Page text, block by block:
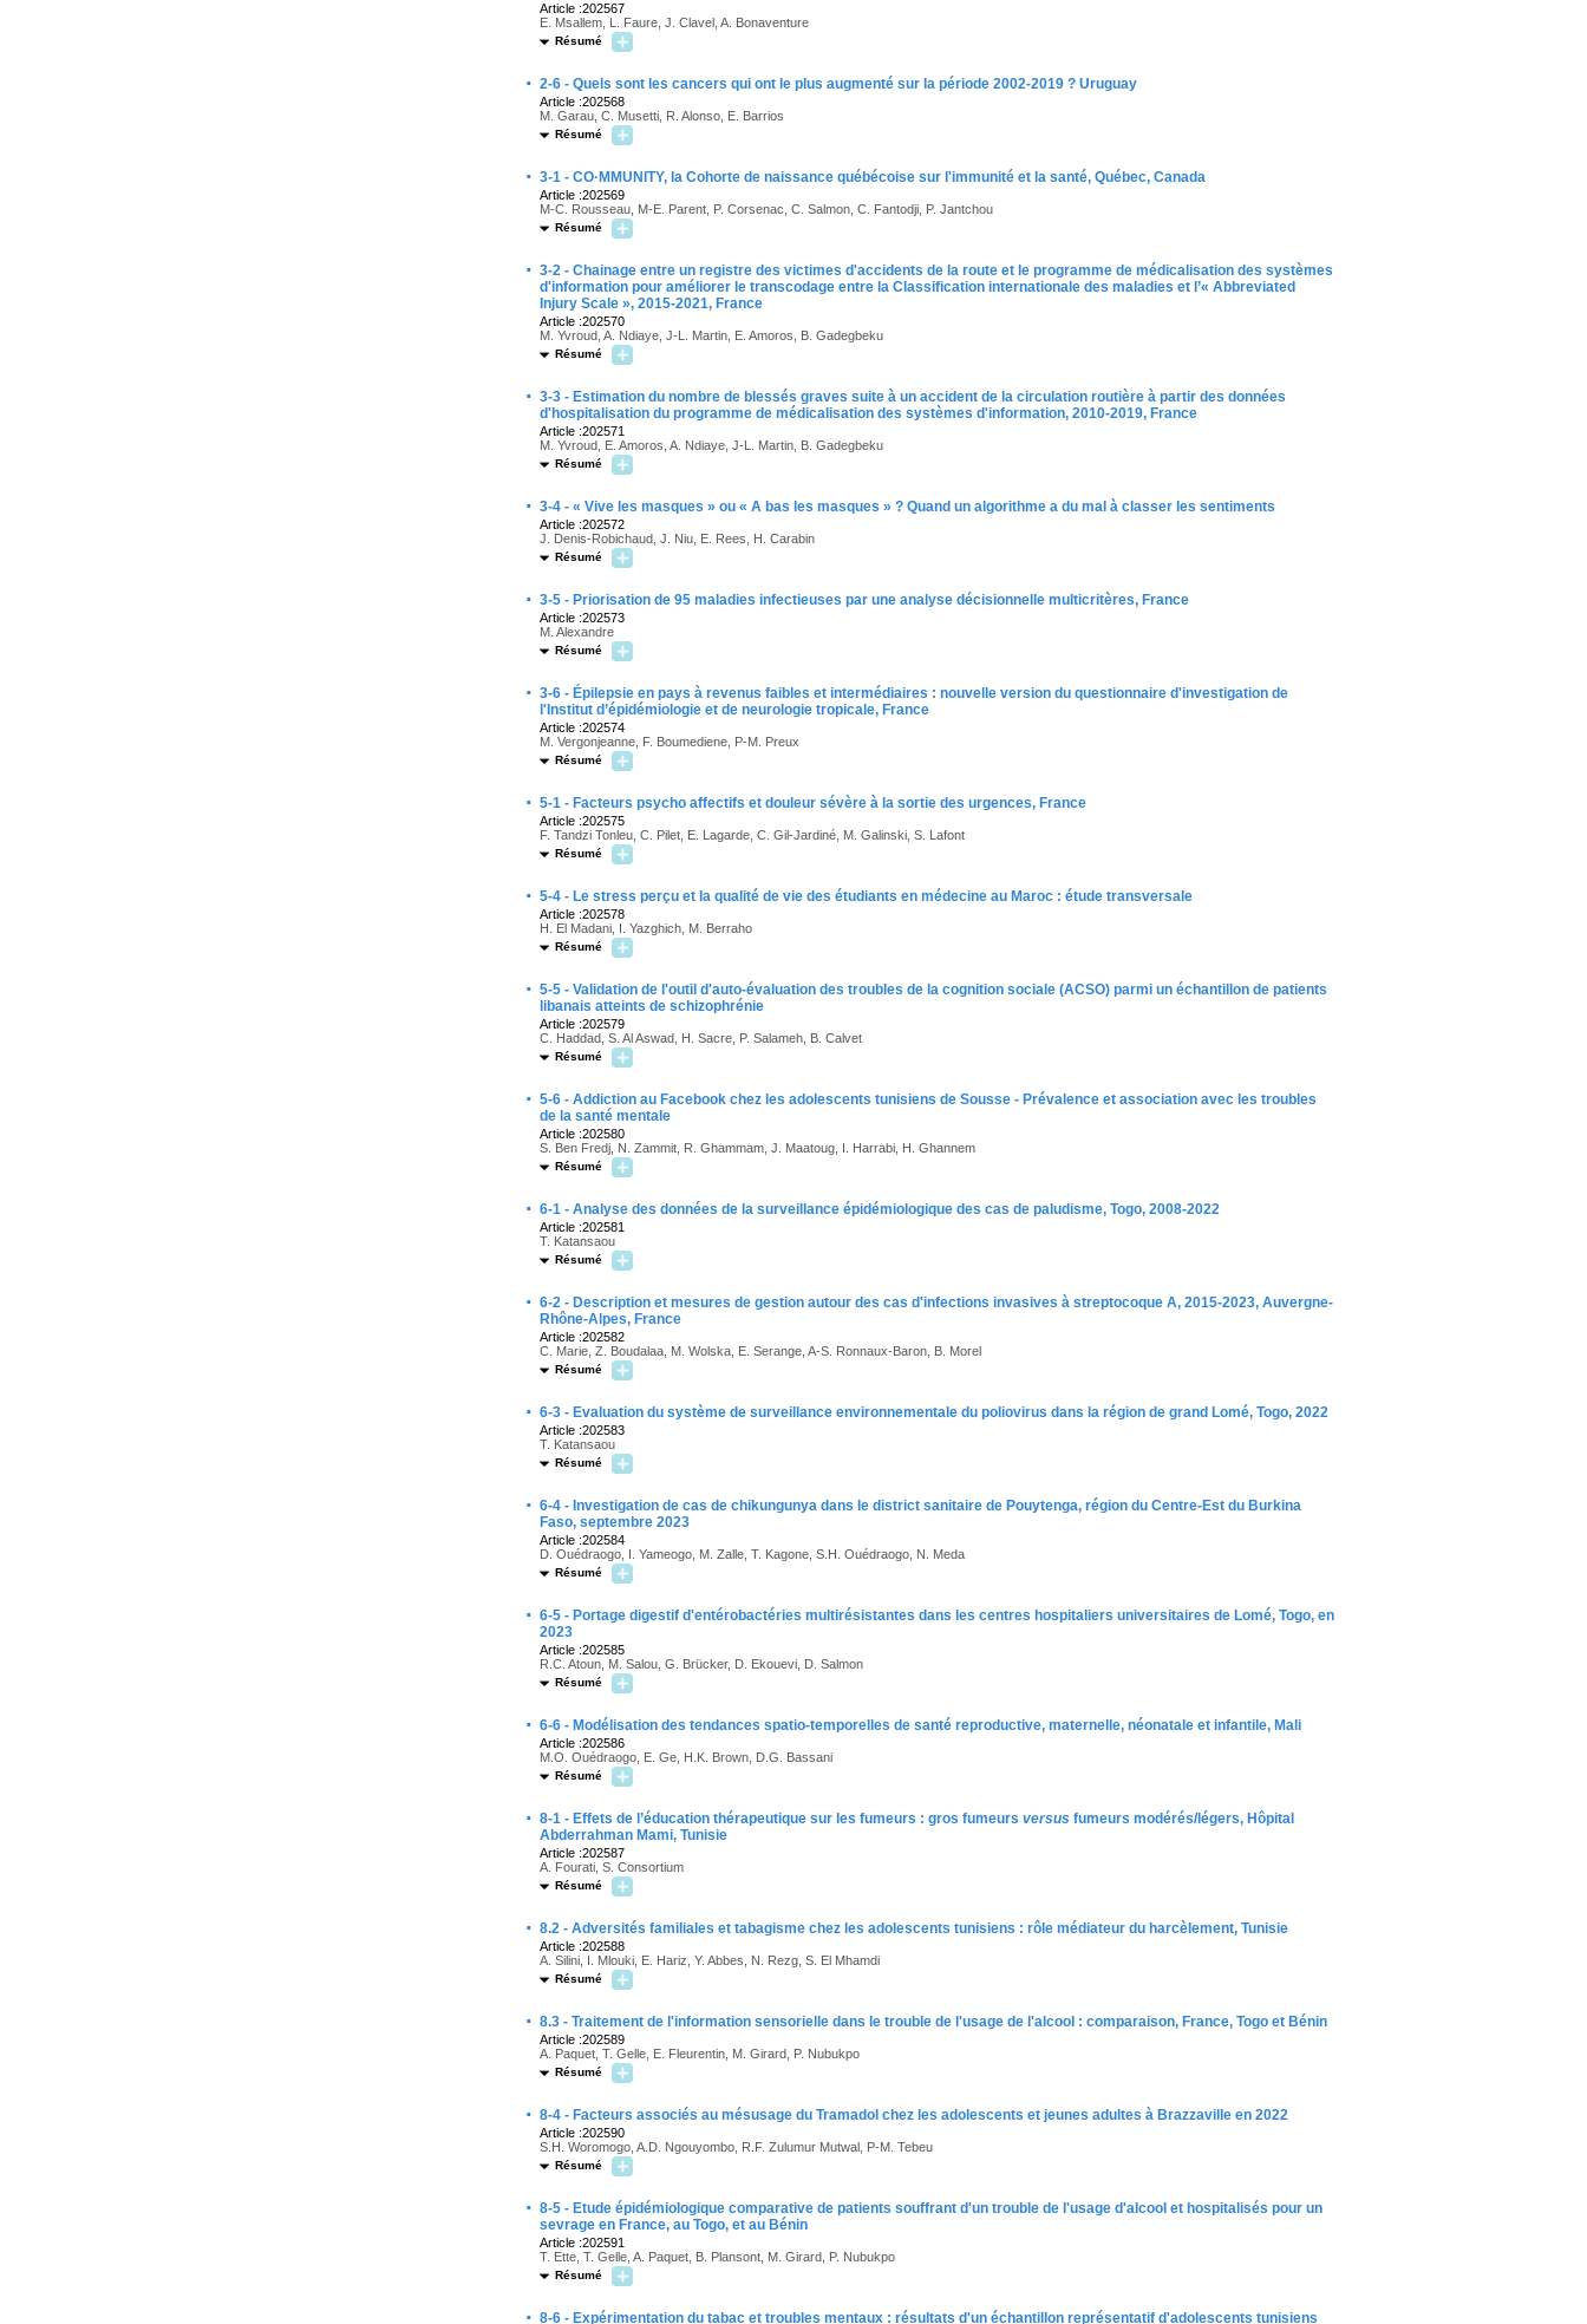
Article :202567
E. Msallem, L. Faure, J. Clavel, A. Bonaventure
Résumé
· 2-6 - Quels sont les cancers qui ont le plus augmenté sur la période 2002-2019 ? Uruguay
Article :202568
M. Garau, C. Musetti, R. Alonso, E. Barrios
Résumé
· 3-1 - CO·MMUNITY, la Cohorte de naissance québécoise sur l'immunité et la santé, Québec, Canada
Article :202569
M-C. Rousseau, M-E. Parent, P. Corsenac, C. Salmon, C. Fantodji, P. Jantchou
Résumé
· 3-2 - Chainage entre un registre des victimes d'accidents de la route et le programme de médicalisation des systèmes
d'information pour améliorer le transcodage entre la Classification internationale des maladies et l’« Abbreviated
Injury Scale », 2015-2021, France
Article :202570
M. Yvroud, A. Ndiaye, J-L. Martin, E. Amoros, B. Gadegbeku
Résumé
· 3-3 - Estimation du nombre de blessés graves suite à un accident de la circulation routière à partir des données
d'hospitalisation du programme de médicalisation des systèmes d'information, 2010-2019, France
Article :202571
M. Yvroud, E. Amoros, A. Ndiaye, J-L. Martin, B. Gadegbeku
Résumé
· 3-4 - « Vive les masques » ou « A bas les masques » ? Quand un algorithme a du mal à classer les sentiments
Article :202572
J. Denis-Robichaud, J. Niu, E. Rees, H. Carabin
Résumé
· 3-5 - Priorisation de 95 maladies infectieuses par une analyse décisionnelle multicritères, France
Article :202573
M. Alexandre
Résumé
· 3-6 - Épilepsie en pays à revenus faibles et intermédiaires : nouvelle version du questionnaire d'investigation de
l'Institut d’épidémiologie et de neurologie tropicale, France
Article :202574
M. Vergonjeanne, F. Boumediene, P-M. Preux
Résumé
· 5-1 - Facteurs psycho affectifs et douleur sévère à la sortie des urgences, France
Article :202575
F. Tandzi Tonleu, C. Pilet, E. Lagarde, C. Gil-Jardiné, M. Galinski, S. Lafont
Résumé
· 5-4 - Le stress perçu et la qualité de vie des étudiants en médecine au Maroc : étude transversale
Article :202578
H. El Madani, I. Yazghich, M. Berraho
Résumé
· 5-5 - Validation de l'outil d'auto-évaluation des troubles de la cognition sociale (ACSO) parmi un échantillon de patients
libanais atteints de schizophrénie
Article :202579
C. Haddad, S. Al Aswad, H. Sacre, P. Salameh, B. Calvet
Résumé
· 5-6 - Addiction au Facebook chez les adolescents tunisiens de Sousse - Prévalence et association avec les troubles
de la santé mentale
Article :202580
S. Ben Fredj, N. Zammit, R. Ghammam, J. Maatoug, I. Harrabi, H. Ghannem
Résumé
· 6-1 - Analyse des données de la surveillance épidémiologique des cas de paludisme, Togo, 2008-2022
Article :202581
T. Katansaou
Résumé
· 6-2 - Description et mesures de gestion autour des cas d'infections invasives à streptocoque A, 2015-2023, Auvergne-
Rhône-Alpes, France
Article :202582
C. Marie, Z. Boudalaa, M. Wolska, E. Serange, A-S. Ronnaux-Baron, B. Morel
Résumé
· 6-3 - Evaluation du système de surveillance environnementale du poliovirus dans la région de grand Lomé, Togo, 2022
Article :202583
T. Katansaou
Résumé
· 6-4 - Investigation de cas de chikungunya dans le district sanitaire de Pouytenga, région du Centre-Est du Burkina
Faso, septembre 2023
Article :202584
D. Ouédraogo, I. Yameogo, M. Zalle, T. Kagone, S.H. Ouédraogo, N. Meda
Résumé
· 6-5 - Portage digestif d'entérobactéries multirésistantes dans les centres hospitaliers universitaires de Lomé, Togo, en
2023
Article :202585
R.C. Atoun, M. Salou, G. Brücker, D. Ekouevi, D. Salmon
Résumé
· 6-6 - Modélisation des tendances spatio-temporelles de santé reproductive, maternelle, néonatale et infantile, Mali
Article :202586
M.O. Ouédraogo, E. Ge, H.K. Brown, D.G. Bassani
Résumé
· 8-1 - Effets de l’éducation thérapeutique sur les fumeurs : gros fumeurs versus fumeurs modérés/légers, Hôpital
Abderrahman Mami, Tunisie
Article :202587
A. Fourati, S. Consortium
Résumé
· 8.2 - Adversités familiales et tabagisme chez les adolescents tunisiens : rôle médiateur du harcèlement, Tunisie
Article :202588
A. Silini, I. Mlouki, E. Hariz, Y. Abbes, N. Rezg, S. El Mhamdi
Résumé
· 8.3 - Traitement de l'information sensorielle dans le trouble de l'usage de l'alcool : comparaison, France, Togo et Bénin
Article :202589
A. Paquet, T. Gelle, E. Fleurentin, M. Girard, P. Nubukpo
Résumé
· 8-4 - Facteurs associés au mésusage du Tramadol chez les adolescents et jeunes adultes à Brazzaville en 2022
Article :202590
S.H. Woromogo, A.D. Ngouyombo, R.F. Zulumur Mutwal, P-M. Tebeu
Résumé
· 8-5 - Etude épidémiologique comparative de patients souffrant d'un trouble de l'usage d'alcool et hospitalisés pour un
sevrage en France, au Togo, et au Bénin
Article :202591
T. Ette, T. Gelle, A. Paquet, B. Plansont, M. Girard, P. Nubukpo
Résumé
· 8-6 - Expérimentation du tabac et troubles mentaux : résultats d'un échantillon représentatif d'adolescents tunisiens